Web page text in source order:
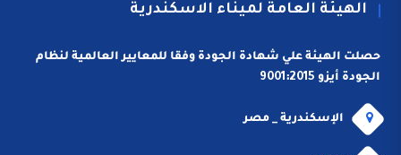
الهيئة العامة لميناء الاسكندرية
حصلت الهيئة علي شهادة الجودة وفقا للمعايير العالمية لنظام
الجودة أيزو 9001:2015
الإسكندرية _ مصر